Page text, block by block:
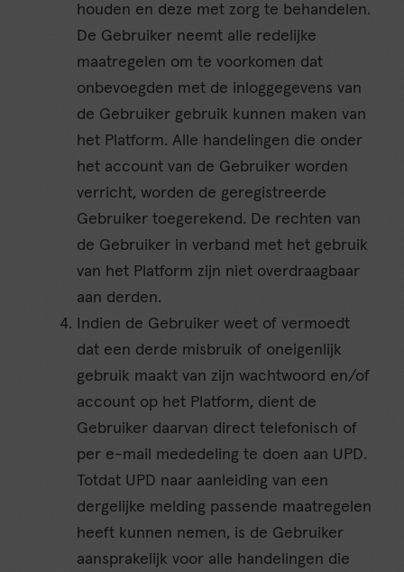
houden en deze met zorg te behandelen.
De Gebruiker neemt alle redelijke
maatregelen om te voorkomen dat
onbevoegden met de inloggegevens van
de Gebruiker gebruik kunnen maken van
het Platform. Alle handelingen die onder
het account van de Gebruiker worden
verricht, worden de geregistreerde
Gebruiker toegerekend. De rechten van
de Gebruiker in verband met het gebruik
van het Platform zijn niet overdraagbaar
aan derden.
Indien de Gebruiker weet of vermoedt
dat een derde misbruik of oneigenlijk
gebruik maakt van zijn wachtwoord en/of
account op het Platform, dient de
Gebruiker daarvan direct telefonisch of
per e-mail mededeling te doen aan UPD.
Totdat UPD naar aanleiding van een
dergelijke melding passende maatregelen
heeft kunnen nemen, is de Gebruiker
aansprakelijk voor alle handelingen die